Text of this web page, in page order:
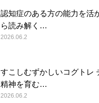
認知症のある方の能力を
ら読み解く…
2026.06.2
すこしむずかしいコグトレ
精神を育む…
2026.06.2